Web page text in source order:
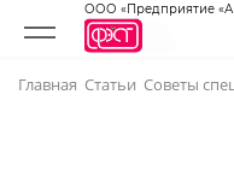
ООО «Предприятие
Главная Статьи Советы